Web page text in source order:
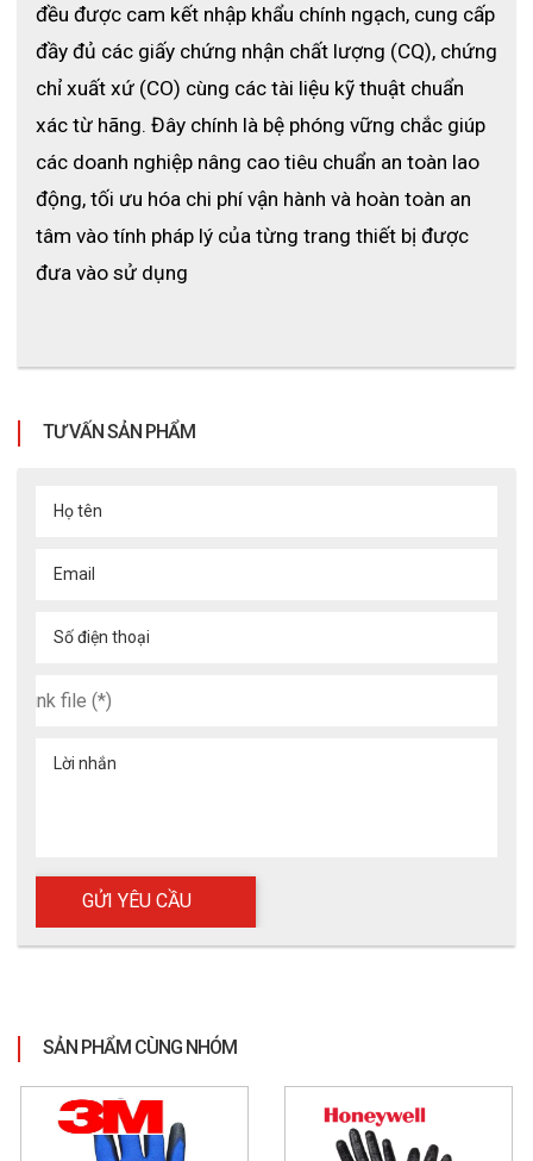
đều được cam kết nhập khẩu chính ngạch, cung cấp
đầy đủ các giấy chứng nhận chất lượng (CQ), chứng
chỉ xuất xứ (CO) cùng các tài liệu kỹ thuật chuẩn
xác từ hãng. Đây chính là bệ phóng vững chắc giúp
các doanh nghiệp nâng cao tiêu chuẩn an toàn lao
động, tối ưu hóa chi phí vận hành và hoàn toàn an
tâm vào tính pháp lý của từng trang thiết bị được
đưa vào sử dụng
TƯ VẤN SẢN PHẨM
Họ tên
Email
Số điện thoại
Lời nhắn
SẢN PHẨM CÙNG NHÓM